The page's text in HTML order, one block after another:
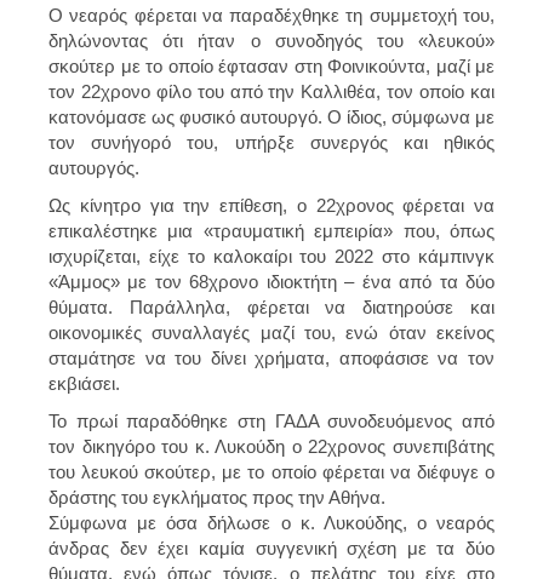
Ο νεαρός φέρεται να παραδέχθηκε τη συμμετοχή του,
δηλώνοντας ότι ήταν ο συνοδηγός του «λευκού»
σκούτερ με το οποίο έφτασαν στη Φοινικούντα, μαζί με
τον 22χρονο φίλο του από την Καλλιθέα, τον οποίο και
κατονόμασε ως φυσικό αυτουργό. Ο ίδιος, σύμφωνα με
τον συνήγορό του, υπήρξε συνεργός και ηθικός
αυτουργός.
Ως κίνητρο για την επίθεση, ο 22χρονος φέρεται να
επικαλέστηκε μια «τραυματική εμπειρία» που, όπως
ισχυρίζεται, είχε το καλοκαίρι του 2022 στο κάμπινγκ
«Άμμος» με τον 68χρονο ιδιοκτήτη – ένα από τα δύο
θύματα. Παράλληλα, φέρεται να διατηρούσε και
οικονομικές συναλλαγές μαζί του, ενώ όταν εκείνος
σταμάτησε να του δίνει χρήματα, αποφάσισε να τον
εκβιάσει.
Το πρωί παραδόθηκε στη ΓΑΔΑ συνοδευόμενος από
τον δικηγόρο του κ. Λυκούδη ο 22χρονος συνεπιβάτης
του λευκού σκούτερ, με το οποίο φέρεται να διέφυγε ο
δράστης του εγκλήματος προς την Αθήνα.
Σύμφωνα με όσα δήλωσε ο κ. Λυκούδης, ο νεαρός
άνδρας δεν έχει καμία συγγενική σχέση με τα δύο
θύματα, ενώ όπως τόνισε, ο πελάτης του είχε στο